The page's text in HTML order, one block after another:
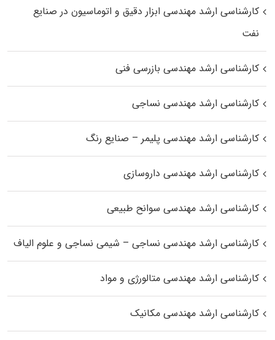
کارشناسی ارشد مهندسی ابزار دقیق و اتوماسیون در صنایع
نفت
کارشناسی ارشد مهندسی بازرسی فنی
کارشناسی ارشد مهندسی نساجی
کارشناسی ارشد مهندسی پلیمر – صنایع رنگ
کارشناسی ارشد مهندسی داروسازی
کارشناسی ارشد مهندسی سوانح طبیعی
کارشناسی ارشد مهندسی نساجی – شیمی نساجی و علوم الیاف
کارشناسی ارشد مهندسی متالورژی و مواد
کارشناسی ارشد مهندسی مکانیک